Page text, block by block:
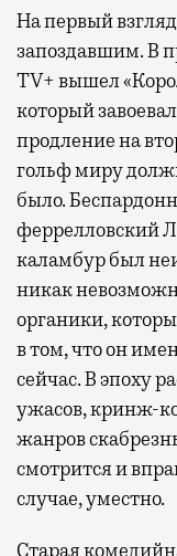
На первый
запоздавшим. В
TV+ вышел
который
продление на
гольф миру
было.
феррелловский
каламбур был
никак
органики,
в том, что он
сейчас. В эпоху
ужасов, кринж-
жанров
смотрится и
случае, уместно.
Старая